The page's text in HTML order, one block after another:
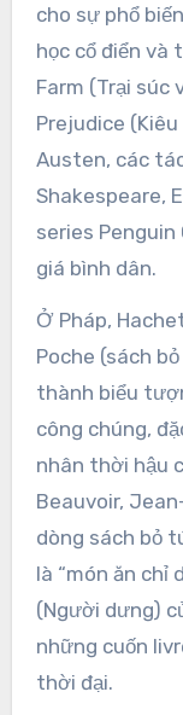
cho sự phổ
học cổ điển và
Farm (Trại súc
Prejudice
Austen, các
Shakespeare,
series
giá bình dân.
Ở Pháp,
Poche (sách
thành biểu
công chúng,
nhân thời hậu
Beauvoir,
dòng sách bỏ
là “món ăn chỉ
(Người dưng)
những cuốn
thời đại.